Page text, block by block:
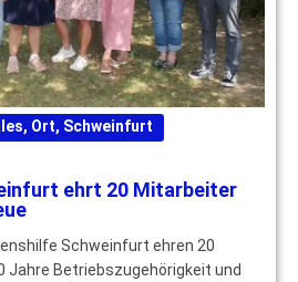
, Ort, Schweinfurt
ehrt 20 Mitarbeiter
Schweinfurt ehren 20
Jahre Betriebszugehörigkeit und